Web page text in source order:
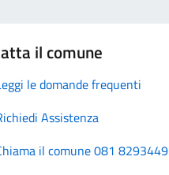
il comune
le domande frequenti
Assistenza
il comune 081 8293449